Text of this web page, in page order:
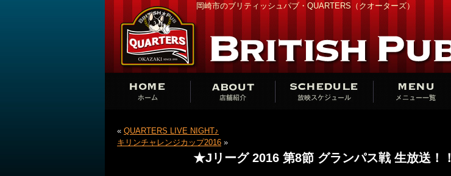
岡崎市のブリティッシュパブ・QUARTERS（クオーターズ）
« QUARTERS LIVE NIGHT♪
キリンチャレンジカップ2016 »
★Jリーグ 2016 第8節 グランパス戦 生放送！！